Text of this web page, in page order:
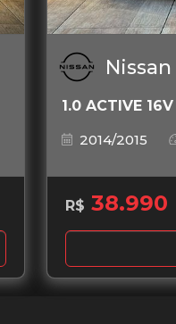
Nissan
1.0 ACTIVE
2014/2015
R$ 38.990